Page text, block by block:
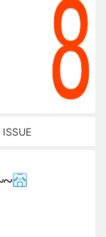
ISSUE